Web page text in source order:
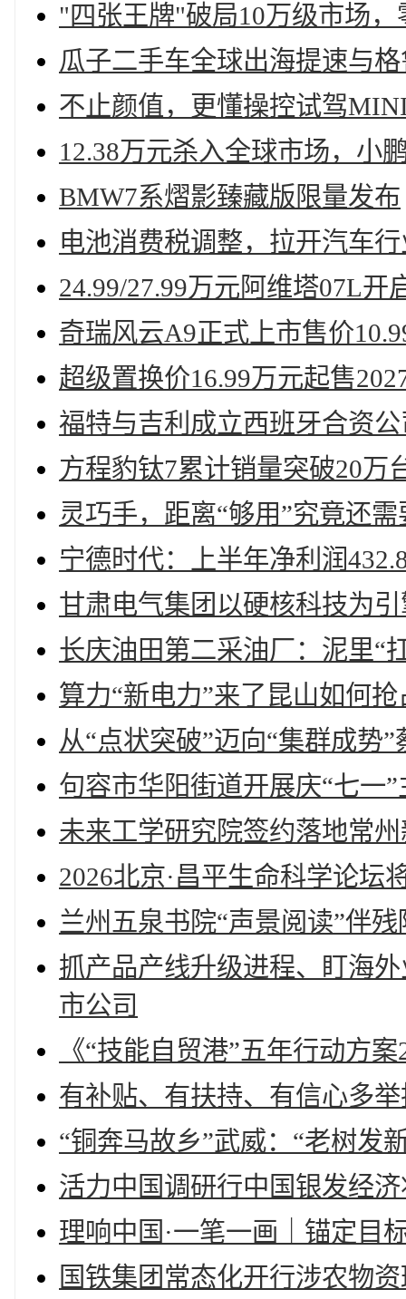
"四张王牌"破局10万级市场
瓜子二手车全球出海提速与
不止颜值，更懂操控试驾
12.38万元杀入全球市场，小
BMW7系熠影臻藏版限量发布
电池消费税调整，拉开汽车
24.99/27.99万元阿维塔07L开
奇瑞风云A9正式上市售价
超级置换价16.99万元起售
福特与吉利成立西班牙合资
方程豹钛7累计销量突破20万
灵巧手，距离“够用”究竟还
宁德时代：上半年净利润
甘肃电气集团以硬核科技为
长庆油田第二采油厂：泥里“
算力“新电力”来了昆山如何
从“点状突破”迈向“集群成势
句容市华阳街道开展庆“七一
未来工学研究院签约落地常
2026北京·昌平生命科学论坛
兰州五泉书院“声景阅读”伴
抓产品产线升级进程、盯海
市公司
《“技能自贸港”五年行动方
有补贴、有扶持、有信心多
“铜奔马故乡”武威：“老树发
活力中国调研行中国银发经
理响中国·一笔一画｜锚定目
国铁集团常态化开行涉农物